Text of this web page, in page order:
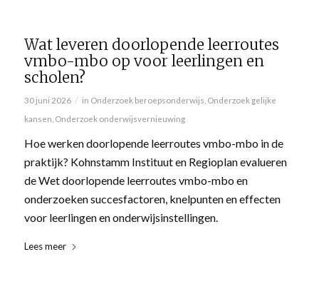
Wat leveren doorlopende leerroutes
vmbo-mbo op voor leerlingen en
scholen?
30 juni 2026 / in Onderzoek beroepsonderwijs Onderzoek gelijke
kansen Onderzoek onderwijsvernieuwing
Hoe werken doorlopende leerroutes vmbo-mbo in de
praktijk? Kohnstamm Instituut en Regioplan evalueren
de Wet doorlopende leerroutes vmbo-mbo en
onderzoeken succesfactoren, knelpunten en effecten
voor leerlingen en onderwijsinstellingen.
Lees meer